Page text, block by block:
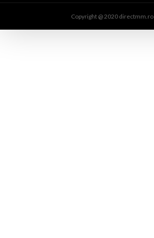
Copyright @ 2020 directmm.ro